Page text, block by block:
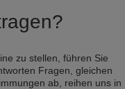
zu stellen, führen Sie
Fragen, gleichen
ab, reihen uns in